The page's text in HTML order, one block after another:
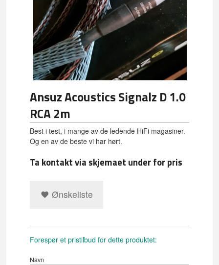
Ansuz Acoustics Signalz D 1.0
RCA 2m
Best i test, i mange av de ledende HiFi magasiner.
Og en av de beste vi har hørt.
Ta kontakt via skjemaet under for pris
Ønskeliste
Forespør et pristilbud for dette produktet:
Navn